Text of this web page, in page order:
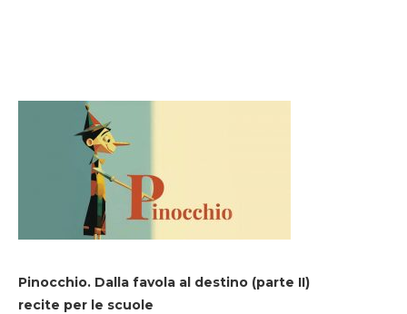
Pinocchio. Dalla favola al destino (parte II)
recite per le scuole